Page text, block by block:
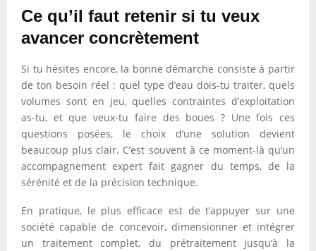
Ce qu’il faut retenir si tu veux
avancer concrètement
Si tu hésites encore, la bonne démarche consiste à partir
de ton besoin réel : quel type d’eau dois-tu traiter, quels
volumes sont en jeu, quelles contraintes d’exploitation
as-tu, et que veux-tu faire des boues ? Une fois ces
questions posées, le choix d’une solution devient
beaucoup plus clair. C’est souvent à ce moment-là qu’un
accompagnement expert fait gagner du temps, de la
sérénité et de la précision technique.
En pratique, le plus efficace est de t’appuyer sur une
société capable de concevoir, dimensionner et intégrer
un traitement complet, du prétraitement jusqu’à la